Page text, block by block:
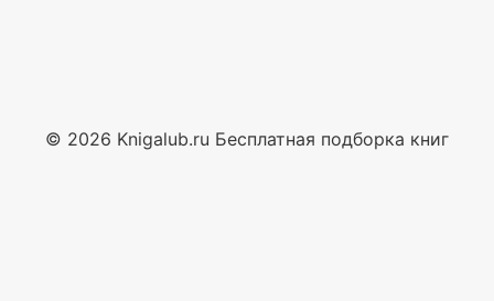
© 2026 Knigalub.ru Бесплатная подборка книг